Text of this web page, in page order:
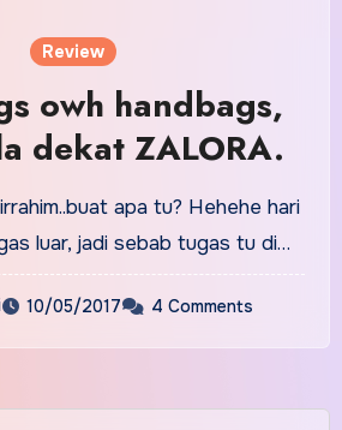
Review
owh handbags,
dekat ZALORA.
apa tu? Hehehe hari
luar, jadi sebab tugas tu di…
10/05/2017 4 Comments